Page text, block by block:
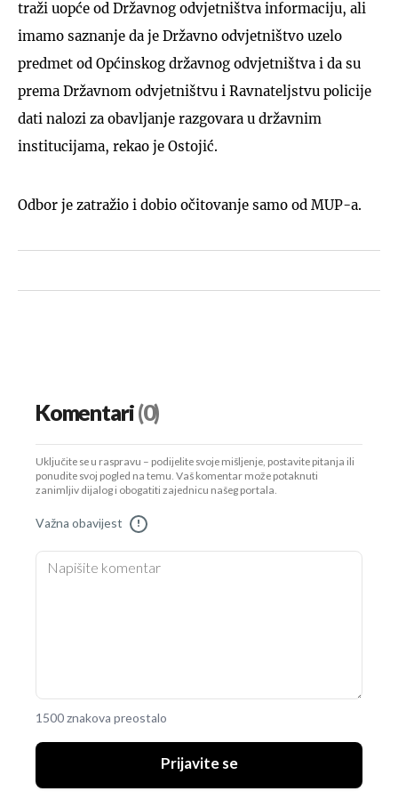
traži uopće od Državnog odvjetništva informaciju, ali
imamo saznanje da je Državno odvjetništvo uzelo
predmet od Općinskog državnog odvjetništva i da su
prema Državnom odvjetništvu i Ravnateljstvu policije
dati nalozi za obavljanje razgovara u državnim
institucijama, rekao je Ostojić.
Odbor je zatražio i dobio očitovanje samo od MUP-a.
Komentari(0)
Uključite se u raspravu – podijelite svoje mišljenje, postavite pitanja ili
ponudite svoj pogled na temu. Vaš komentar može potaknuti
zanimljiv dijalog i obogatiti zajednicu našeg portala.
Važna obavijest !
1500 znakova preostalo
Prijavite se